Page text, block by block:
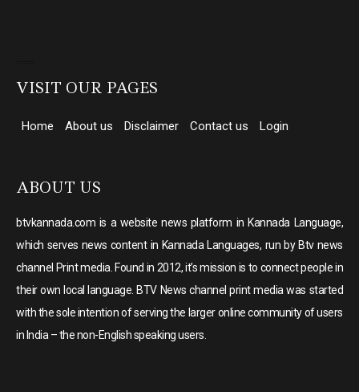
VISIT OUR PAGES
Home About us Disclaimer Contact us Login
ABOUT US
btvkannada.com is a website news platform in Kannada Language,
which serves news content in Kannada Languages, run by Btv news
channel Print media. Found in 2012, it’s mission is to connect people in
their own local language. BTV News channel print media was started
with the sole intention of serving the larger online community of users
in India – the non-English speaking users.